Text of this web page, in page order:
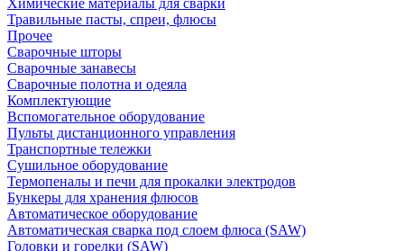
Химические материалы для сварки
Травильные пасты, спреи, флюсы
Прочее
Сварочные шторы
Сварочные занавесы
Сварочные полотна и одеяла
Комплектующие
Вспомогательное оборудование
Пульты дистанционного управления
Транспортные тележки
Сушильное оборудование
Термопеналы и печи для прокалки электродов
Бункеры для хранения флюсов
Автоматическое оборудование
Автоматическая сварка под слоем флюса (SAW)
Головки и горелки (SAW)